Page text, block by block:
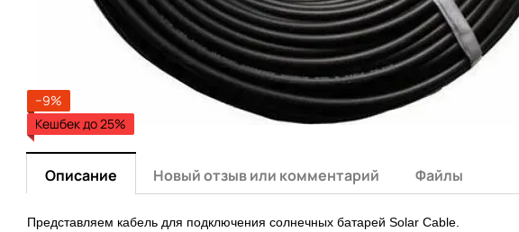
−9%
Кешбек до 25%
Описание Новый отзыв или комментарий Файлы
Представляем кабель для подключения солнечных батарей Solar Cable.